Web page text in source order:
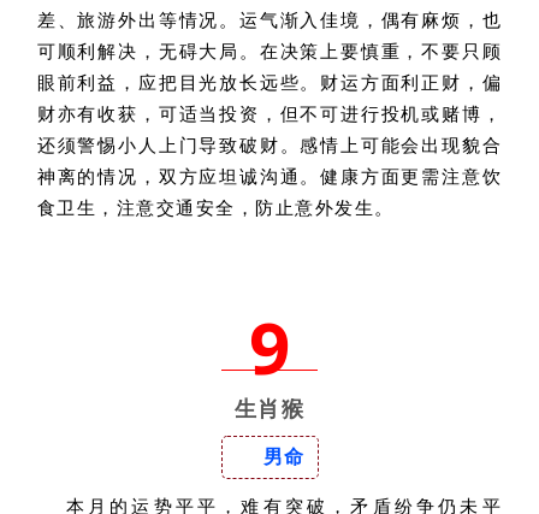
差、旅游外出等情况。运气渐入佳境，偶有麻烦，也
可顺利解决，无碍大局。在决策上要慎重，不要只顾
眼前利益，应把目光放长远些。财运方面利正财，偏
财亦有收获，可适当投资，但不可进行投机或赌博，
还须警惕小人上门导致破财。感情上可能会出现貌合
神离的情况，双方应坦诚沟通。健康方面更需注意饮
食卫生，注意交通安全，防止意外发生。
9
生肖猴
男命
本月的运势平平，难有突破，矛盾纷争仍未平